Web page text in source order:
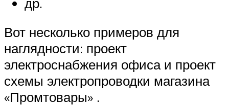
Вот несколько примеров для
наглядности: проект
электроснабжения офиса и проект
схемы электропроводки магазина
«Промтовары» .